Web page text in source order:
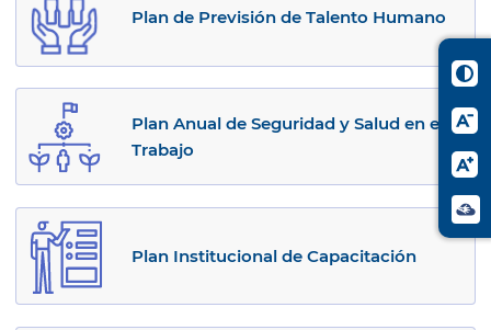
Plan de Previsión de Talento Humano
Plan Anual de Seguridad y Salud en el
Trabajo
Plan Institucional de Capacitación